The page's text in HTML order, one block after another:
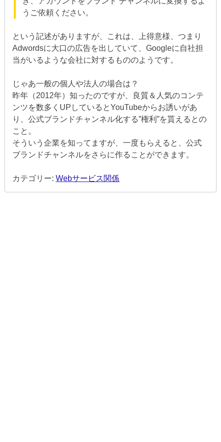
うご依頼ください。
という記述がありますが、これは、上得意様、つまり
Adwordsに大口の広告を出していて、Googleに自社担
当がいるような会社に対するもののようです。
じゃあ一般の個人や法人の場合は？
昨年（2012年）知ったのですが、良質＆人気のコンテ
ンツを数多くUPしているとYouTubeからお誘いがあ
り、公式ブランドチャンネル化する”権利”を貰えるとの
こと。
そういう企業を知ってますが、一度もらえると、公式
ブランドチャンネルをさらに作ることができます。
カテゴリー: Webサービス関係